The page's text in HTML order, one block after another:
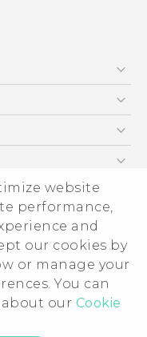
website
performance,
and
our cookies by
or manage your
You can
our Cookie
нұсқаулығы
guide
guide